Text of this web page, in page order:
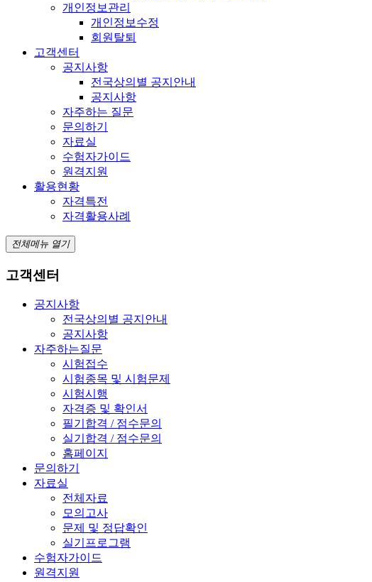
개인정보관리
개인정보수정
회원탈퇴
고객센터
공지사항
전국상의별 공지안내
공지사항
자주하는 질문
문의하기
자료실
수험자가이드
원격지원
활용현황
자격특전
자격활용사례
전체메뉴 열기
고객센터
공지사항
전국상의별 공지안내
공지사항
자주하는질문
시험접수
시험종목 및 시험문제
시험시행
자격증 및 확인서
필기합격 / 점수문의
실기합격 / 점수문의
홈페이지
문의하기
자료실
전체자료
모의고사
문제 및 정답확인
실기프로그램
수험자가이드
원격지원